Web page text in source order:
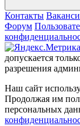
Контакты
Форум
допускается
разрешения
Наш сайт
Продолжая им
персональных